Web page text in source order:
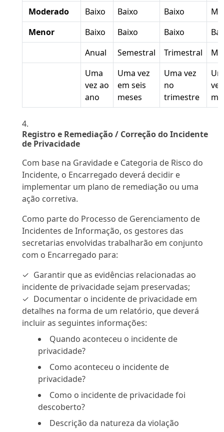
Moderado
Baixo Baixo Baixo
Menor
Baixo Baixo Baixo
Anual
Semestral Trimestral
Uma
vez ao
ano
Uma vez
em seis
meses
Uma vez
no
trimestre
Registro e Remediação / Correção do Incidente
de Privacidade
Com base na Gravidade e Categoria de Risco do
Incidente, o Encarregado deverá decidir e
implementar um plano de remediação ou uma
ação corretiva.
Como parte do Processo de Gerenciamento de
Incidentes de Informação, os gestores das
secretarias envolvidas trabalharão em conjunto
com o Encarregado para:
Garantir que as evidências relacionadas ao
incidente de privacidade sejam preservadas;
Documentar o incidente de privacidade em
detalhes na forma de um relatório, que deverá
incluir as seguintes informações:
Quando aconteceu o incidente de
privacidade?
Como aconteceu o incidente de
privacidade?
Como o incidente de privacidade foi
descoberto?
Descrição da natureza da violação